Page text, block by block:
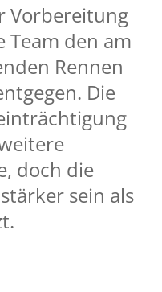
Vorbereitung
Team den am
Rennen
Die
doch die
sein als